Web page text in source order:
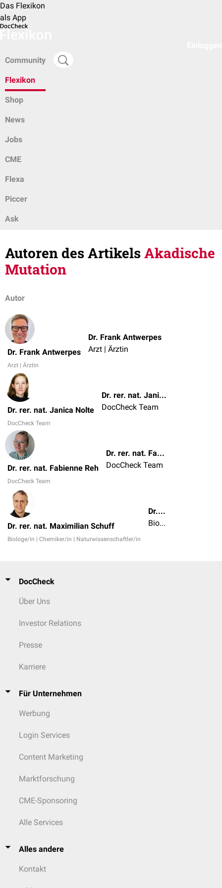
Das Flexikon
als App
Community
Flexikon
Shop
News
Jobs
CME
Flexa
Piccer
Ask
Autoren des ArtikelsAkadische
Mutation
Autor
Dr. Frank Antwerpes
Arzt | Ärztin
Dr. Frank Antwerpes
Arzt | Ärztin
Dr. rer. nat. Janica Nolte
DocCheck Team
Dr. rer. nat. Janica Nolte
DocCheck Team
Dr. rer. nat. Fabienne Reh
DocCheck Team
Dr. rer. nat. Fabienne Reh
DocCheck Team
Dr. rer. nat. Maximilian Schuff
Biologe/in | Chemiker/in | Naturwissenschaftler/in
Dr. rer. nat. Maximilian Schuff
Biologe/in | Chemiker/in | Naturwissenschaftler/in
DocCheck
Über Uns
Investor Relations
Presse
Karriere
Für Unternehmen
Werbung
Login Services
Content Marketing
Marktforschung
CME-Sponsoring
Alle Services
Alles andere
Kontakt